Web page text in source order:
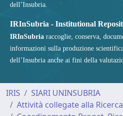
dell’Insubria.
IRInSubria - Institutional
IRInSubria raccoglie, conserva,
informazioni sulla produzione
dell’Insubria anche ai fini della
IRIS
SIARI UNINSUBRIA
Attività collegate alla Ricerca